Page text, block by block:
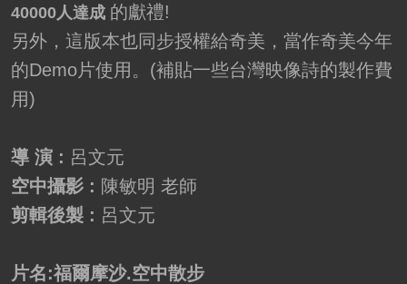
40000人達成 的獻禮!
另外，這版本也同步授權給奇美，當作奇美今年
的Demo片使用。(補貼一些台灣映像詩的製作費
用)
導 演 : 呂文元
空中攝影 : 陳敏明 老師
剪輯後製 : 呂文元
片名:福爾摩沙.空中散步